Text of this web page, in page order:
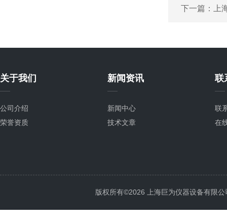
下一篇： 上
关于我们
公司介绍
荣誉资质
新闻资讯
新闻中心
技术文章
联
联
在
版权所有©2026 上海巨为仪器设备有限